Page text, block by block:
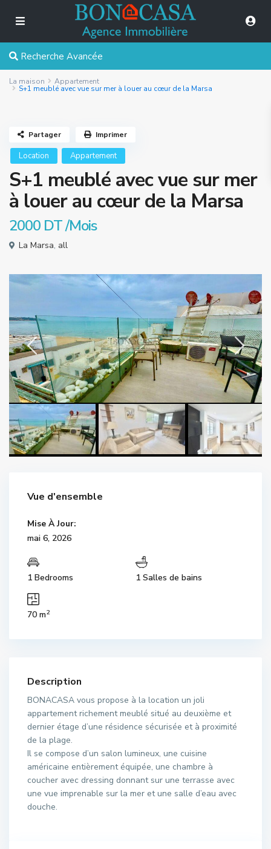
Recherche Avancée
La maison Appartement
S+1 meublé avec vue sur mer à louer au cœur de la Marsa
Location Appartement
S+1 meublé avec vue sur mer
à louer au cœur de la Marsa
2000 DT/Mois
La Marsa, all
Partager Imprimer
Vue d'ensemble
Mise À Jour:
mai 6, 2026
1 Bedrooms 1 Salles de bains
70 m2
Description
BONACASA vous propose à la location un joli
appartement richement meublé situé au deuxième et
dernier étage d’une résidence sécurisée et à proximité
de la plage.
Il se compose d’un salon lumineux, une cuisine
américaine entièrement équipée, une chambre à
coucher avec dressing donnant sur une terrasse avec
une vue imprenable sur la mer et une salle d’eau avec
douche.